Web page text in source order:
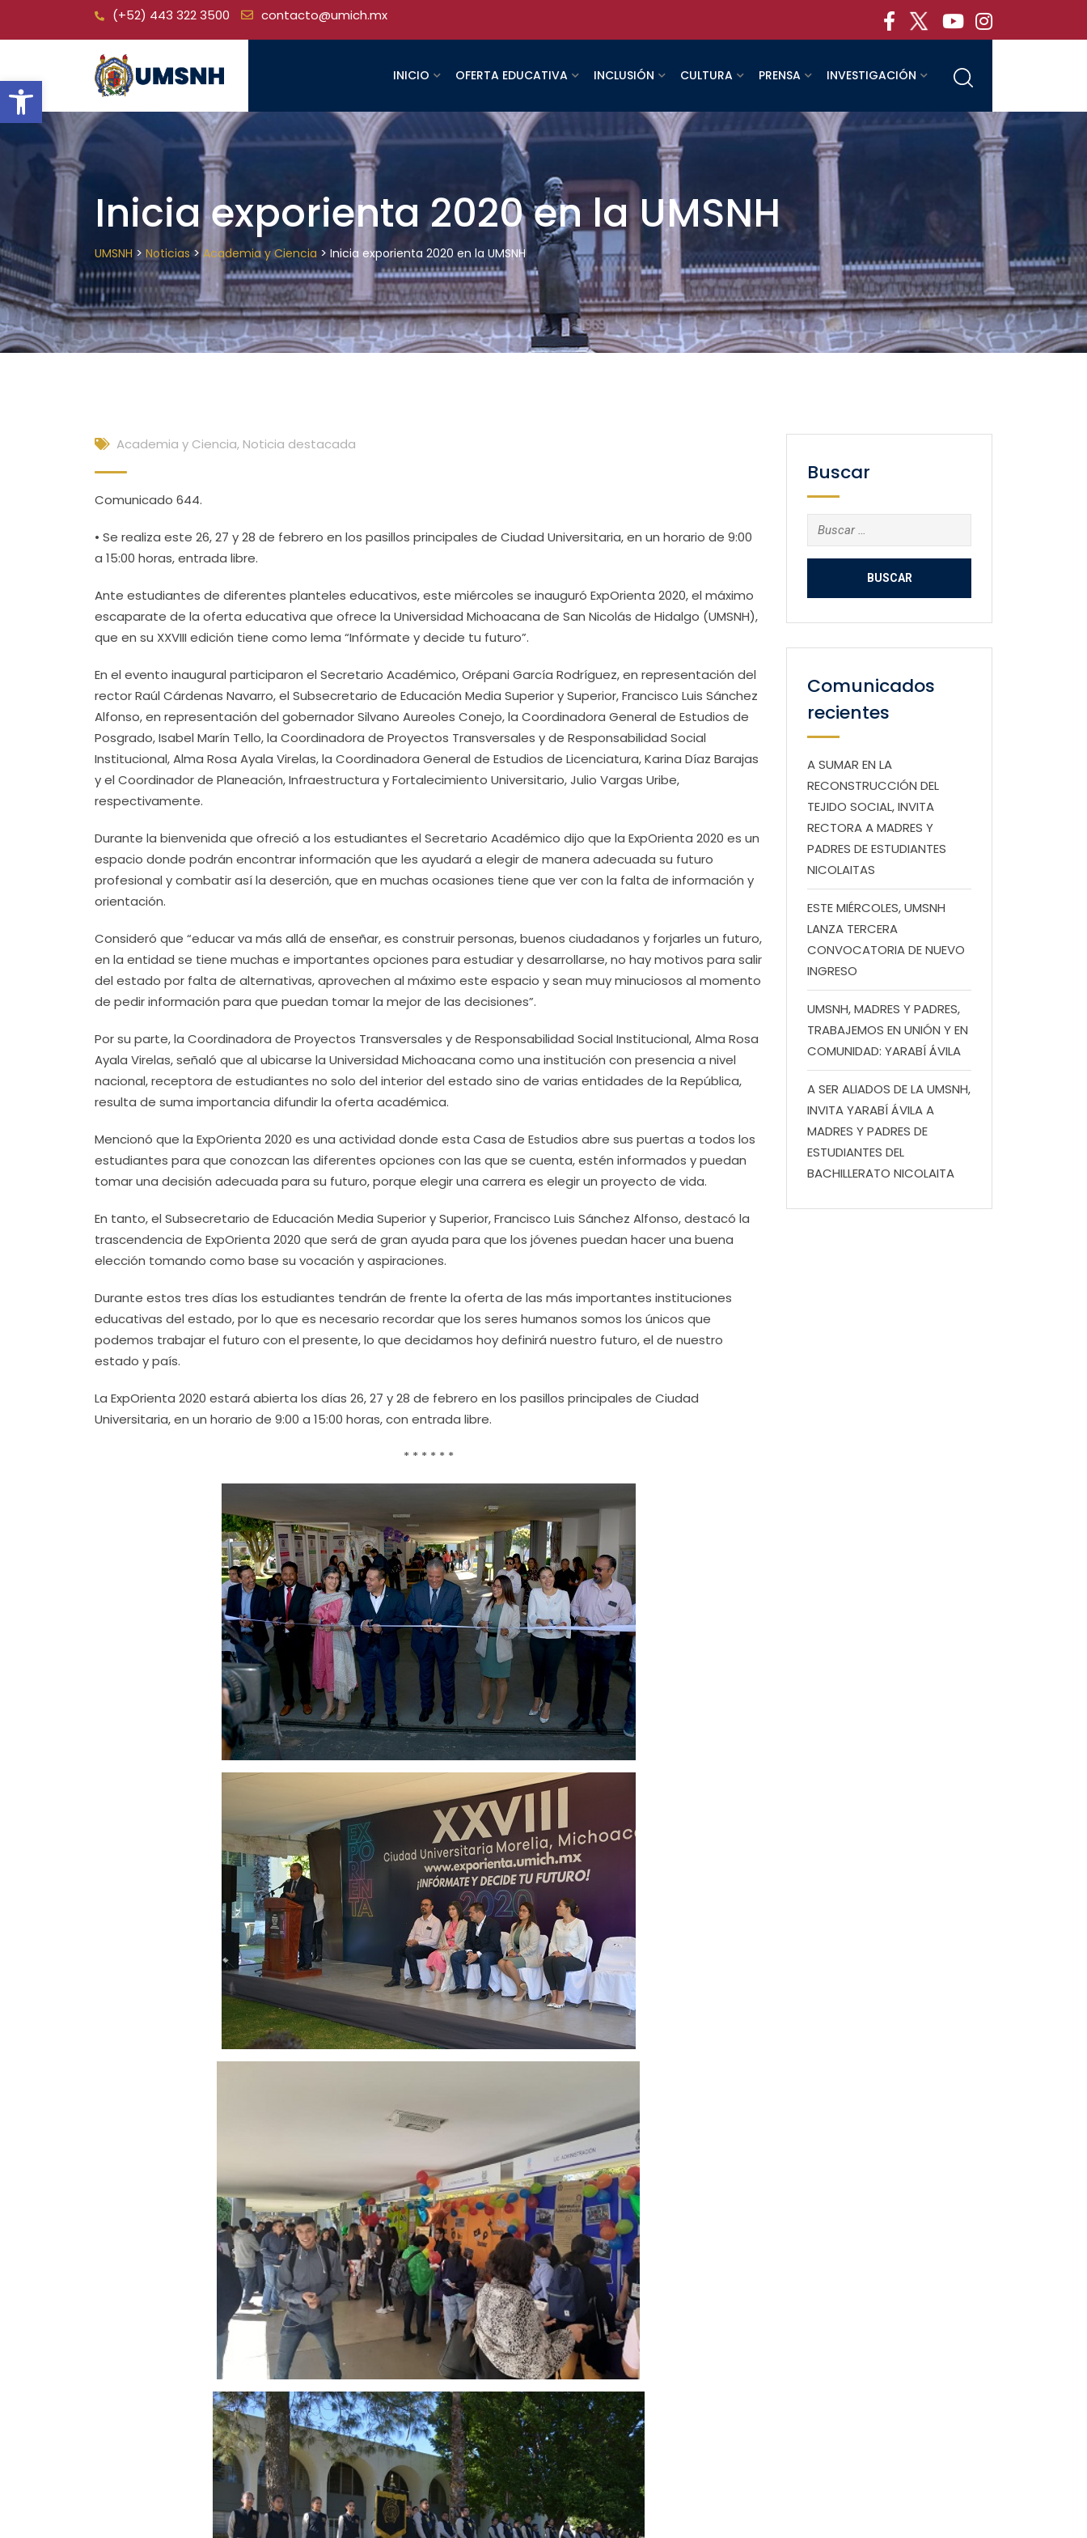
Open toolbar
(+52) 443 322 3500 contacto@umich.mx
INICIO OFERTA EDUCATIVA INCLUSIÓN CULTURA PRENSA INVESTIGACIÓN
Inicia exporienta 2020 en la UMSNH
UMSNH > Noticias>Academia y Ciencia > Inicia exporienta 2020 en la UMSNH
Academia y Ciencia, Noticia destacada
Comunicado 644.
• Se realiza este 26, 27 y 28 de febrero en los pasillos principales de Ciudad Universitaria, en un horario de 9:00
a 15:00 horas, entrada libre.
Ante estudiantes de diferentes planteles educativos, este miércoles se inauguró ExpOrienta 2020, el máximo
escaparate de la oferta educativa que ofrece la Universidad Michoacana de San Nicolás de Hidalgo (UMSNH),
que en su XXVIII edición tiene como lema “Infórmate y decide tu futuro”.
En el evento inaugural participaron el Secretario Académico, Orépani García Rodríguez, en representación del
rector Raúl Cárdenas Navarro, el Subsecretario de Educación Media Superior y Superior, Francisco Luis Sánchez
Alfonso, en representación del gobernador Silvano Aureoles Conejo, la Coordinadora General de Estudios de
Posgrado, Isabel Marín Tello, la Coordinadora de Proyectos Transversales y de Responsabilidad Social
Institucional, Alma Rosa Ayala Virelas, la Coordinadora General de Estudios de Licenciatura, Karina Díaz Barajas
y el Coordinador de Planeación, Infraestructura y Fortalecimiento Universitario, Julio Vargas Uribe,
respectivamente.
Durante la bienvenida que ofreció a los estudiantes el Secretario Académico dijo que la ExpOrienta 2020 es un
espacio donde podrán encontrar información que les ayudará a elegir de manera adecuada su futuro
profesional y combatir así la deserción, que en muchas ocasiones tiene que ver con la falta de información y
orientación.
Consideró que “educar va más allá de enseñar, es construir personas, buenos ciudadanos y forjarles un futuro,
en la entidad se tiene muchas e importantes opciones para estudiar y desarrollarse, no hay motivos para salir
del estado por falta de alternativas, aprovechen al máximo este espacio y sean muy minuciosos al momento
de pedir información para que puedan tomar la mejor de las decisiones”.
Por su parte, la Coordinadora de Proyectos Transversales y de Responsabilidad Social Institucional, Alma Rosa
Ayala Virelas, señaló que al ubicarse la Universidad Michoacana como una institución con presencia a nivel
nacional, receptora de estudiantes no solo del interior del estado sino de varias entidades de la República,
resulta de suma importancia difundir la oferta académica.
Mencionó que la ExpOrienta 2020 es una actividad donde esta Casa de Estudios abre sus puertas a todos los
estudiantes para que conozcan las diferentes opciones con las que se cuenta, estén informados y puedan
tomar una decisión adecuada para su futuro, porque elegir una carrera es elegir un proyecto de vida.
En tanto, el Subsecretario de Educación Media Superior y Superior, Francisco Luis Sánchez Alfonso, destacó la
trascendencia de ExpOrienta 2020 que será de gran ayuda para que los jóvenes puedan hacer una buena
elección tomando como base su vocación y aspiraciones.
Durante estos tres días los estudiantes tendrán de frente la oferta de las más importantes instituciones
educativas del estado, por lo que es necesario recordar que los seres humanos somos los únicos que
podemos trabajar el futuro con el presente, lo que decidamos hoy definirá nuestro futuro, el de nuestro
estado y país.
La ExpOrienta 2020 estará abierta los días 26, 27 y 28 de febrero en los pasillos principales de Ciudad
Universitaria, en un horario de 9:00 a 15:00 horas, con entrada libre.
* * * * * *
Buscar
Buscar:
Comunicados
recientes
A SUMAR EN LA
RECONSTRUCCIÓN DEL
TEJIDO SOCIAL, INVITA
RECTORA A MADRES Y
PADRES DE ESTUDIANTES
NICOLAITAS
ESTE MIÉRCOLES, UMSNH
LANZA TERCERA
CONVOCATORIA DE NUEVO
INGRESO
UMSNH, MADRES Y PADRES,
TRABAJEMOS EN UNIÓN Y EN
COMUNIDAD: YARABÍ ÁVILA
A SER ALIADOS DE LA UMSNH,
INVITA YARABÍ ÁVILA A
MADRES Y PADRES DE
ESTUDIANTES DEL
BACHILLERATO NICOLAITA